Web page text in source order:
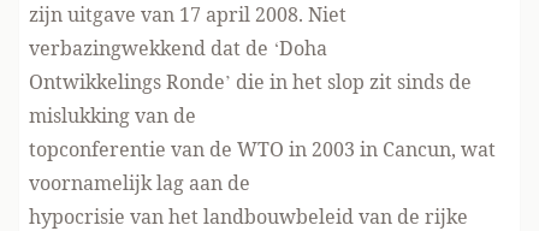
zijn uitgave van 17 april 2008. Niet
verbazingwekkend dat de ‘Doha
Ontwikkelings Ronde’ die in het slop zit sinds de
mislukking van de
topconferentie van de WTO in 2003 in Cancun, wat
voornamelijk lag aan de
hypocrisie van het landbouwbeleid van de rijke